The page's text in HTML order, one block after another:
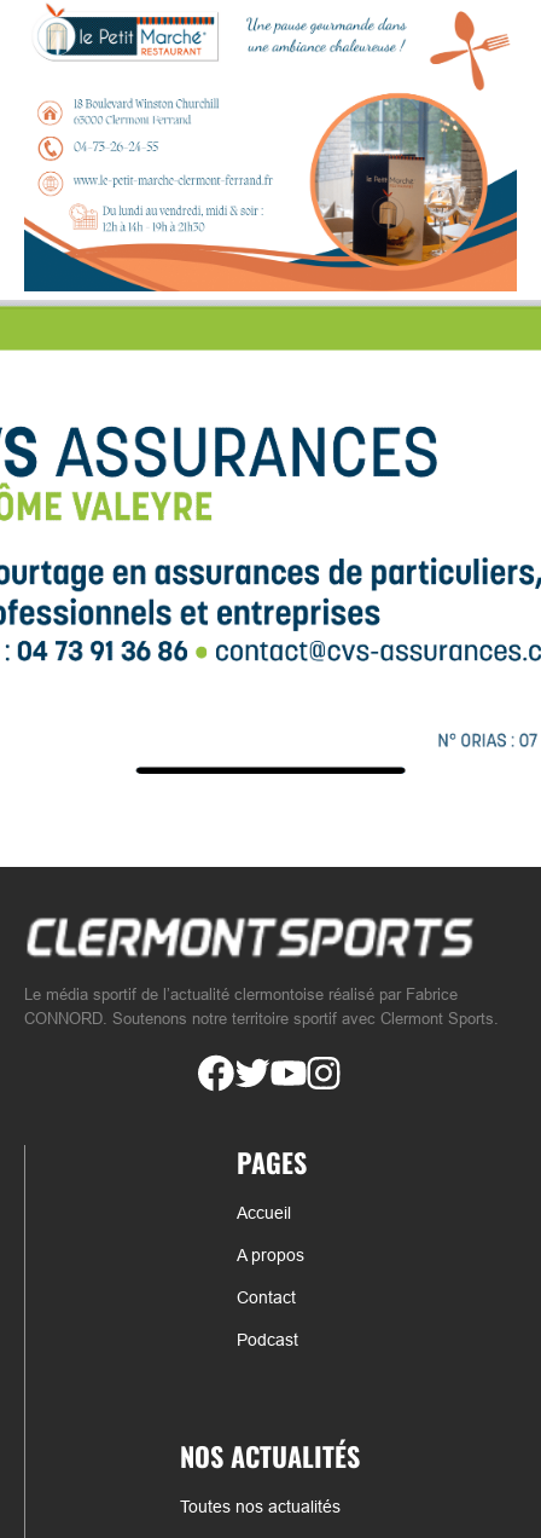
Le média sportif de l’actualité clermontoise réalisé par Fabrice
CONNORD. Soutenons notre territoire sportif avec Clermont Sports.
PAGES
Accueil
A propos
Contact
Podcast
NOS ACTUALITÉS
Toutes nos actualités